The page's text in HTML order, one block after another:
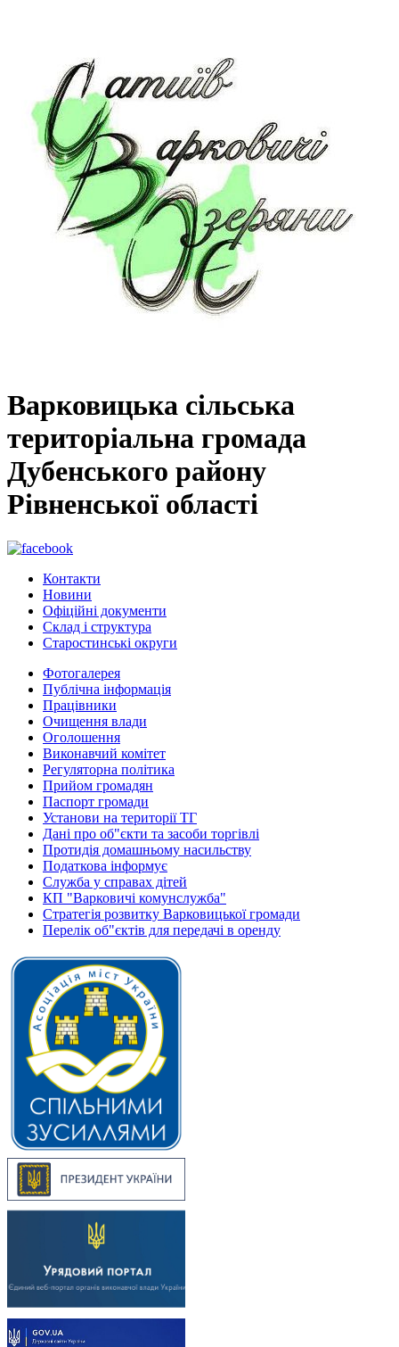
Варковицька сільська
територіальна громада
Дубенського району
Рівненської області
Контакти
Новини
Офіційні документи
Склад і структура
Старостинські округи
Фотогалерея
Публічна інформація
Працівники
Очищення влади
Оголошення
Виконавчий комітет
Регуляторна політика
Прийом громадян
Паспорт громади
Установи на території ТГ
Дані про об"єкти та засоби торгівлі
Протидія домашньому насильству
Податкова інформує
Служба у справах дітей
КП "Варковичі комунслужба"
Стратегія розвитку Варковицької громади
Перелік об"єктів для передачі в оренду